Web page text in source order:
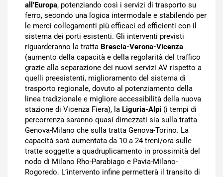
all’Europa, potenziando così i servizi di trasporto su
ferro, secondo una logica intermodale e stabilendo per
le merci collegamenti più efficaci ed efficienti con il
sistema dei porti esistenti. Gli interventi previsti
riguarderanno la tratta Brescia-Verona-Vicenza
(aumento della capacità e della regolarità del traffico
grazie alla separazione dei nuovi servizi AV rispetto a
quelli preesistenti, miglioramento del sistema di
trasporto regionale, dovuto al potenziamento della
linea tradizionale e migliore accessibilità della nuova
stazione di Vicenza Fiera), la Liguria-Alpi (i tempi di
percorrenza saranno quasi dimezzati sia sulla tratta
Genova-Milano che sulla tratta Genova-Torino. La
capacità sarà aumentata da 10 a 24 treni/ora sulle
tratte soggette a quadruplicamento in prossimità del
nodo di Milano Rho-Parabiago e Pavia-Milano-
Rogoredo. L’intervento infine permetterà il transito di